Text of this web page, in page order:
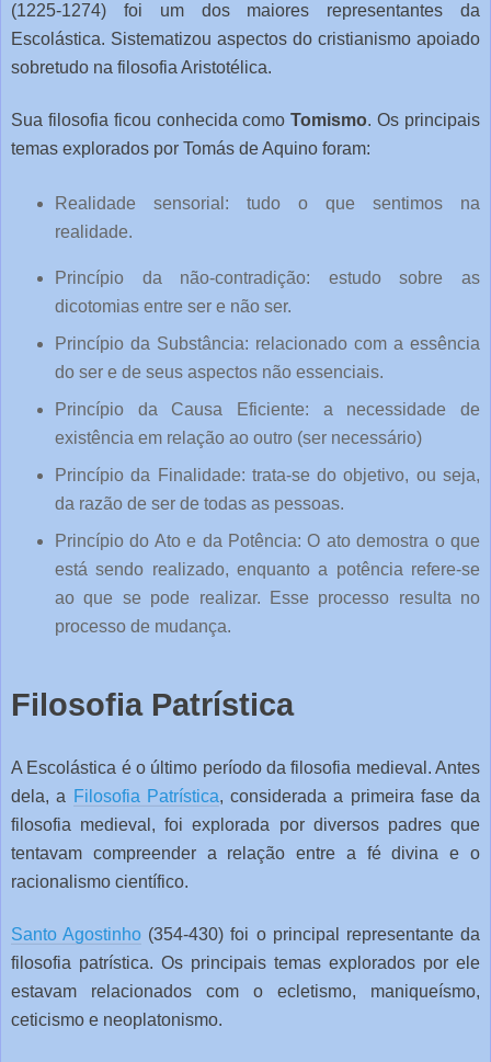
(1225-1274) foi um dos maiores representantes da
Escolástica. Sistematizou aspectos do cristianismo apoiado
sobretudo na filosofia Aristotélica.
Sua filosofia ficou conhecida comoTomismo. Os principais
temas explorados por Tomás de Aquino foram:
Realidade sensorial: tudo o que sentimos na
realidade.
Princípio da não-contradição: estudo sobre as
dicotomias entre ser e não ser.
Princípio da Substância: relacionado com a essência
do ser e de seus aspectos não essenciais.
Princípio da Causa Eficiente: a necessidade de
existência em relação ao outro (ser necessário)
Princípio da Finalidade: trata-se do objetivo, ou seja,
da razão de ser de todas as pessoas.
Princípio do Ato e da Potência: O ato demostra o que
está sendo realizado, enquanto a potência refere-se
ao que se pode realizar. Esse processo resulta no
processo de mudança.
Filosofia Patrística
A Escolástica é o último período da filosofia medieval. Antes
dela, a Filosofia Patrística, considerada a primeira fase da
filosofia medieval, foi explorada por diversos padres que
tentavam compreender a relação entre a fé divina e o
racionalismo científico.
Santo Agostinho (354-430) foi o principal representante da
filosofia patrística. Os principais temas explorados por ele
estavam relacionados com o ecletismo, maniqueísmo,
ceticismo e neoplatonismo.